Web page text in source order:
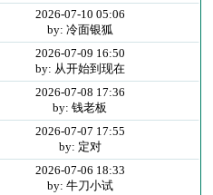
2026-07-10 05:06
by: 冷面银狐
2026-07-09 16:50
by: 从开始到现在
2026-07-08 17:36
by: 钱老板
2026-07-07 17:55
by: 定对
2026-07-06 18:33
by: 牛刀小试